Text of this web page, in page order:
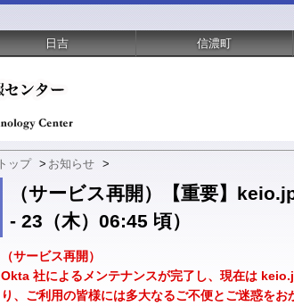
トップ > お知らせ >
（サービス再開）【重要】
- 23（木）06:45 頃）
（サービス再開）
Okta 社によるメンテナンスが完了し、現在は
り、ご利用の皆様には多大なるご不便とご迷惑をお
日吉 信濃町